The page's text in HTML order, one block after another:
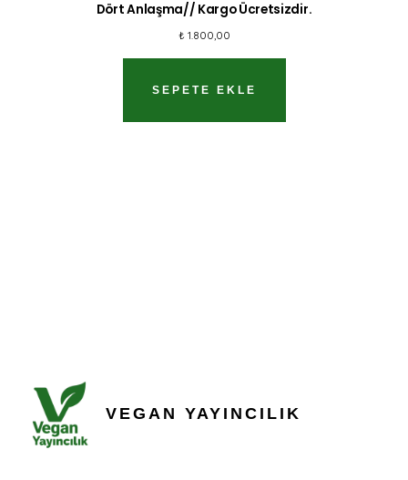
Dört Anlaşma// Kargo Ücretsizdir.
₺ 1.800,00
SEPETE EKLE
VEGAN YAYINCILIK